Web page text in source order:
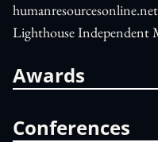
Lighthouse Independent
Awards
Conferences